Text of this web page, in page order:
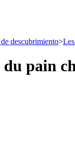
descubrimiento>
du pain